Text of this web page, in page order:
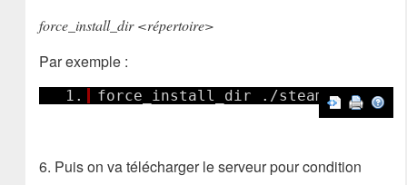
force_install_dir <répertoire>
Par exemple :
1. force_install_dir ./steam 01 /
6. Puis on va télécharger le serveur pour condition